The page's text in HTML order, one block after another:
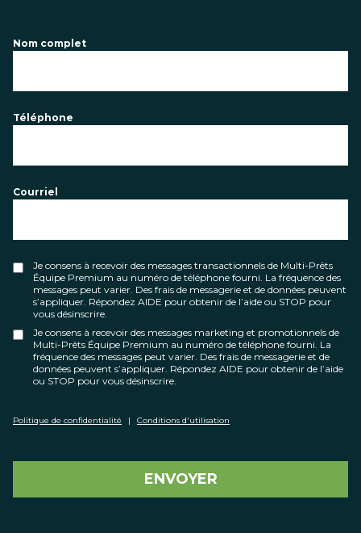
Nom complet
Téléphone
Courriel
Je consens à recevoir des messages transactionnels de Multi-Prêts
Équipe Premium au numéro de téléphone fourni. La fréquence des
messages peut varier. Des frais de messagerie et de données peuvent
s’appliquer. Répondez AIDE pour obtenir de l’aide ou STOP pour
vous désinscrire.
Je consens à recevoir des messages marketing et promotionnels de
Multi-Prêts Équipe Premium au numéro de téléphone fourni. La
fréquence des messages peut varier. Des frais de messagerie et de
données peuvent s’appliquer. Répondez AIDE pour obtenir de l’aide
ou STOP pour vous désinscrire.
Politique de confidentialité | Conditions d'utilisation
ENVOYER